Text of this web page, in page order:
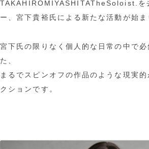
TAKAHIROMIYASHITATheSoloist.を
ー、宮下貴裕氏による新たな活動が始ま
宮下氏の限りなく個人的な日常の中で必
た、
まるでスピンオフの作品のような現実
クションです。